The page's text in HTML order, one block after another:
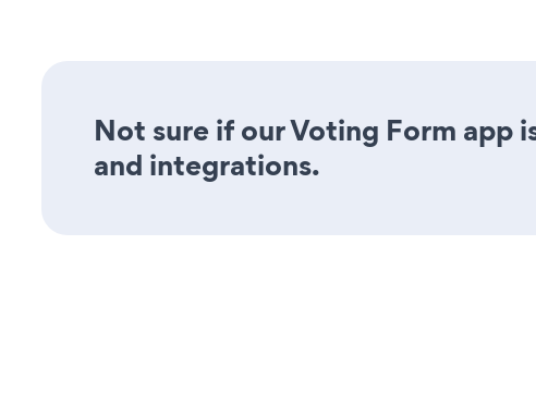
Not sure if our Voting Form app
and integrations.